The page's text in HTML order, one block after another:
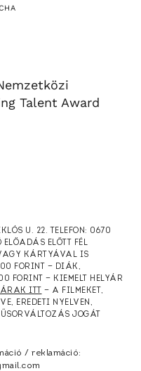
Talent Award
U. 22. TELEFON: 0670
ELŐTT FÉL
KÁRTYÁVAL IS
FORINT — DIÁK,
FORINT — KIEMELT HELYÁR
ITT
— A FILMEKET,
EREDETI NYELVEN,
JOGÁT
/ reklamáció: